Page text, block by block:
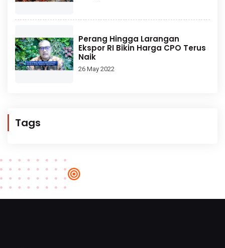
Perang Hingga Larangan
Ekspor RI Bikin Harga CPO Terus
Naik
26 May 2022
Tags